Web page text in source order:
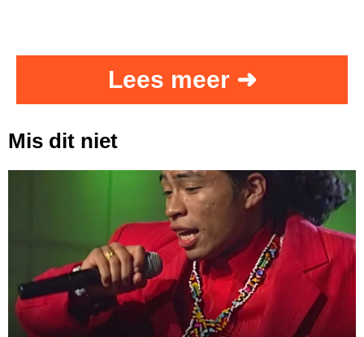
Lees meer ➜
Mis dit niet